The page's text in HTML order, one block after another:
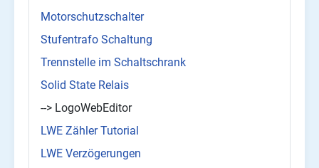
Motorschutzschalter
Stufentrafo Schaltung
Trennstelle im Schaltschrank
Solid State Relais
--> LogoWebEditor
LWE Zähler Tutorial
LWE Verzögerungen